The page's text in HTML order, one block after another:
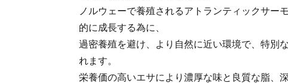
ノルウェーで養殖されるアトランティックサー
的に成長する為に、
過密養殖を避け、より自然に近い環境で、特別
れます。
栄養価の高いエサにより濃厚な味と良質な脂、